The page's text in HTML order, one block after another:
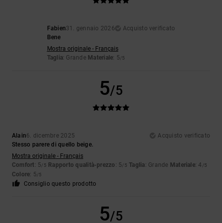
Fabien31. gennaio 2026
Acquisto verificato
Bene
Mostra originale - Français
Taglia: Grande Materiale: 5/5
5/5
Alain6. dicembre 2025
Acquisto verificato
Stesso parere di quello beige.
Mostra originale - Français
Comfort: 5/5 Rapporto qualità-prezzo : 5/5 Taglia: Grande Materiale: 4 /5
Colore: 5/5
Consiglio questo prodotto
5/5